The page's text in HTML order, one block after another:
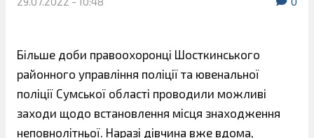
Більше доби правоохоронці Шосткинського
районного управління поліції та ювенальної
поліції Сумської області проводили можливі
заходи щодо встановлення місця знаходження
неповнолітньої. Наразі дівчина вже вдома,